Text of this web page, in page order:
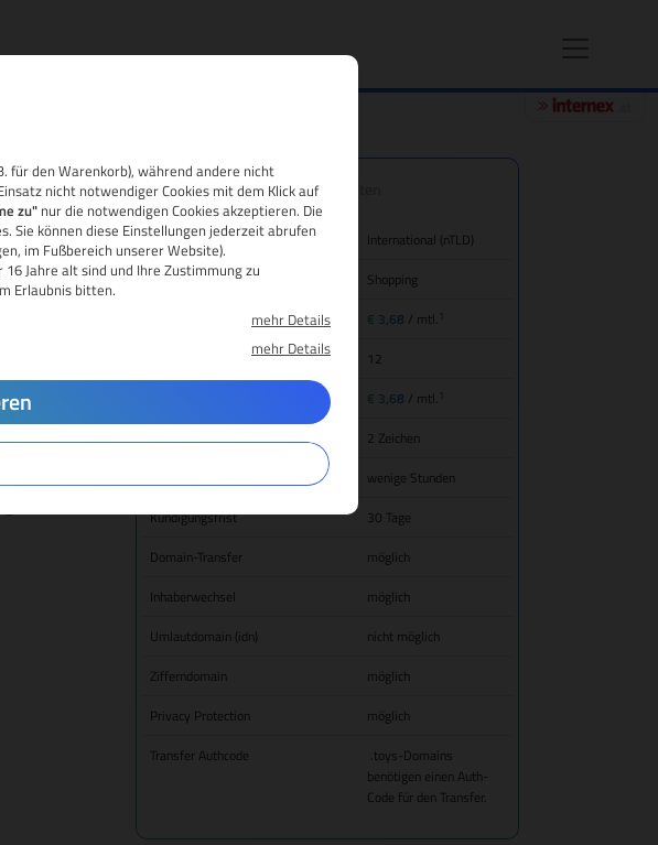
für den Warenkorb), während andere nicht
nicht notwendiger Cookies mit dem Klick auf
zu" nur die notwendigen Cookies akzeptieren. Die
Sie können diese Einstellungen jederzeit abrufen
im Fußbereich unserer Website).
16 Jahre alt sind und Ihre Zustimmung zu
Erlaubnis bitten.
mehr Details
mehr Details
.toys Domain-Eigenschaften
Land/Bezeichnung
International (nTLD)
Kategorie
Shopping
Preis für Domain-Registrierung
€ 3,68 / mtl.
12
€ 3,68 / mtl.
Domain-Mindestlänge
2 Zeichen
wenige Stunden
Kündigungsfrist
30 Tage
Domain-Transfer
möglich
Inhaberwechsel
möglich
Umlautdomain (idn)
nicht möglich
Zifferndomain
möglich
Privacy Protection
möglich
Transfer Authcode
.toys-Domains
benötigen einen Auth-
Code für den Transfer.